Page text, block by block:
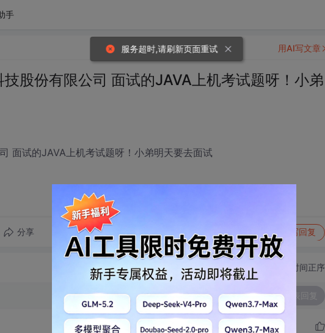
手
股份有限公司 面试的JAVA上机考试题呀！小弟
面试的JAVA上机考试题呀！小弟明天要去面试
分享 转发到动态 写回复
用AI写文章
切换为时间正序
发表回复